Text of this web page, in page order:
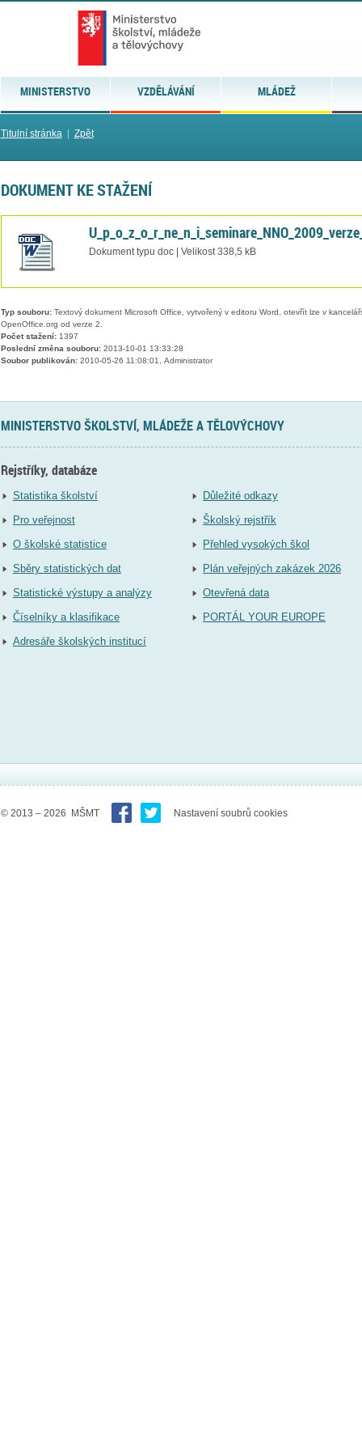
MINISTERSTVO VZDĚLÁVÁNÍ MLÁDEŽ
Titulní stránka| Zpět
DOKUMENT KE STAŽENÍ
Dokument typu doc | Velikost 338,5 kB
Typ souboru:Textový dokument Microsoft Office, vytvořený v editoru Word, otevřít lze v
OpenOffice.org od verze 2.
Počet stažení:1397
Poslední změna souboru:2013-10-01 13:33:28
Soubor publikován:2010-05-26 11:08:01, Administrator
MINISTERSTVO ŠKOLSTVÍ, MLÁDEŽE A TĚLOVÝCHOVY
Rejstříky, databáze
Statistika školství
Pro veřejnost
O školské statistice
Sběry statistických dat
Statistické výstupy a analýzy
Číselníky a klasifikace
Adresáře školských institucí
Důležité odkazy
Školský rejstřík
Přehled vysokých škol
Plán veřejných zakázek 2026
Otevřená data
PORTÁL YOUR EUROPE
© 2013 – 2026 MŠMT Nastavení soubrů cookies